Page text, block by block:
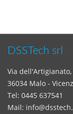
DSSTech srl
Via dell'Artigianato,
36034 Malo -
Tel: 0445 637541
Mail: